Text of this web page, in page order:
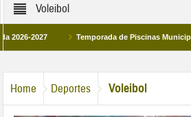
Voleibol
Temporada de Piscinas Municipales 2026
Home Deportes Voleibol